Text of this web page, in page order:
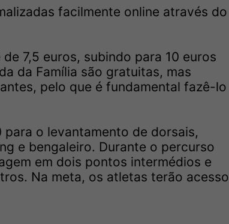
facilmente online através do
7,5 euros, subindo para 10 euros
da Família são gratuitas, mas
pelo que é fundamental fazê-lo
o levantamento de dorsais,
e bengaleiro. Durante o percurso
em dois pontos intermédios e
Na meta, os atletas terão acesso